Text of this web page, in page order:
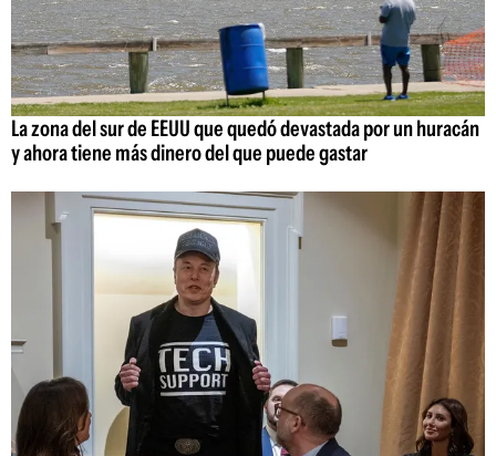
La zona del sur de EEUU que quedó devastada por un huracán
y ahora tiene más dinero del que puede gastar